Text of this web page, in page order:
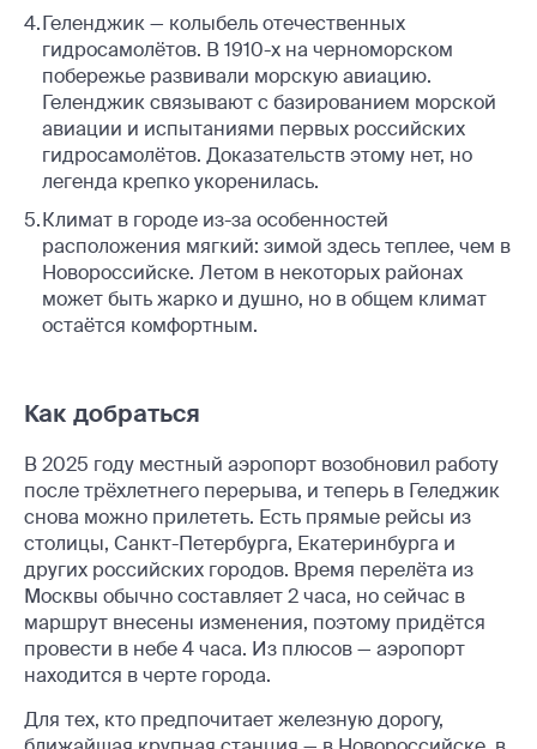
Геленджик — колыбель отечественных
гидросамолётов. В 1910-х на черноморском
побережье развивали морскую авиацию.
Геленджик связывают с базированием морской
авиации и испытаниями первых российских
гидросамолётов. Доказательств этому нет, но
легенда крепко укоренилась.
Климат в городе из-за особенностей
расположения мягкий: зимой здесь теплее, чем в
Новороссийске. Летом в некоторых районах
может быть жарко и душно, но в общем климат
остаётся комфортным.
Как добраться
В 2025 году местный аэропорт возобновил работу
после трёхлетнего перерыва, и теперь в Геледжик
снова можно прилететь. Есть прямые рейсы из
столицы, Санкт-Петербурга, Екатеринбурга и
других российских городов. Время перелёта из
Москвы обычно составляет 2 часа, но сейчас в
маршрут внесены изменения, поэтому придётся
провести в небе 4 часа. Из плюсов — аэропорт
находится в черте города.
Для тех, кто предпочитает железную дорогу,